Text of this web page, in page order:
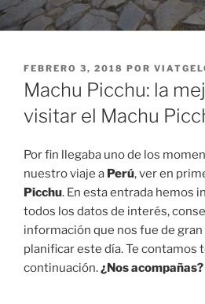
PUBLICADO
EL
FEBRERO 3, 2018 POR
Machu Picchu: la
visitar el Machu
Por fin llegaba uno de los
nuestro viaje a Perú, ver en
Picchu. En esta entrada hemos
todos los datos de interés,
información que nos fue de gran
planificar este día. Te contamos
continuación.¿Nos acompañas?